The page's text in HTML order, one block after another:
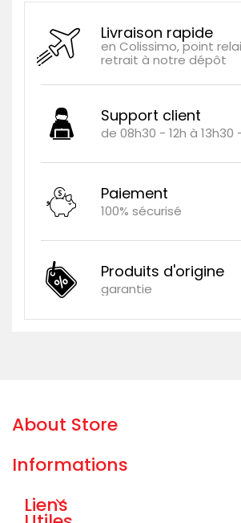
Livraison rapide
en Colissimo, point
retrait à notre dépôt
Support client
de 08h30 - 12h à 13h30
Paiement
100% sécurisé
Produits d'origine
garantie
About Store
Informations
Liens